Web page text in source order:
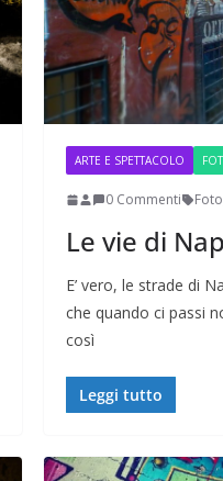
ARTE E SPETTACOLO
0 Commenti Foto
Le vie di
E’ vero, le strade di
che quando ci passi
così
Leggi tutto